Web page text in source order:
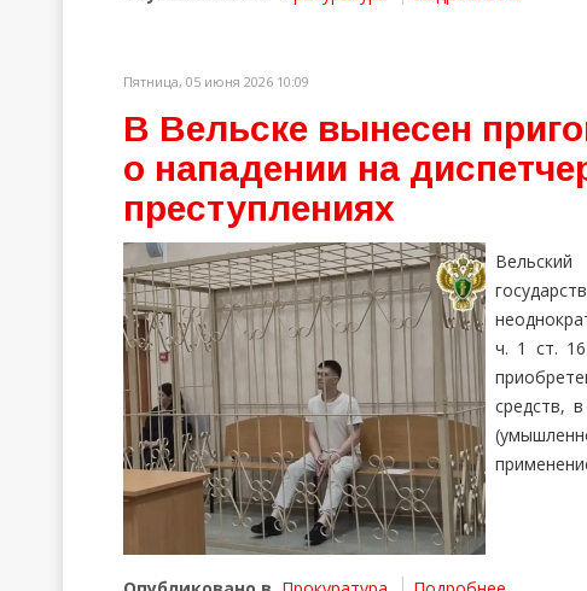
Пятница, 05 июня 2026 10:09
В Вельске вынесен
о нападении на
преступлениях
ч. 1 ст.
средств,